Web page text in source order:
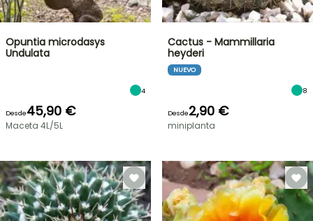
Opuntia microdasys
Undulata
4
Desde45,90 €
Maceta 4L/5L
Cactus - Mammillaria
heyderi
NUEVO
8
Desde2,90 €
miniplanta